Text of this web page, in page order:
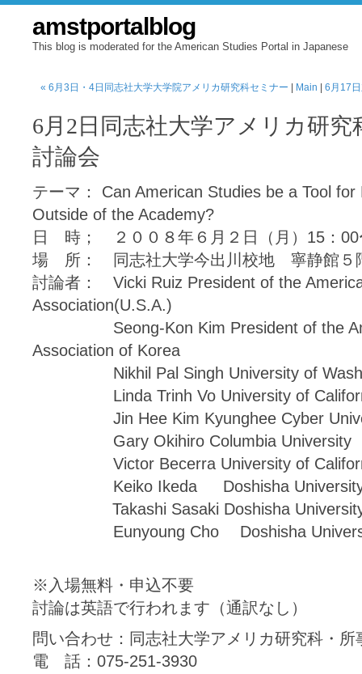
amstportalblog
This blog is moderated for the American Studies Portal in Japanese
« 6月3日・4日同志社大学大学院アメリカ研究科セミナー Main 6月17
6月2日同志社大学アメリカ研究
討論会
テーマ： Can American Studies be a Tool
Outside of the Academy?
日 時； ２００８年６月２日（月）15：00
場 所： 同志社大学今出川校地 寧静館
討論者： Vicki Ruiz President of the
Association(U.S.A.)
Seong-Kon Kim President of the
Association of Korea
Nikhil Pal Singh University of
Linda Trinh Vo University of
Jin Hee Kim Kyunghee Cyber
Gary Okihiro Columbia University
Victor Becerra University of
Keiko Ikeda Doshisha
Takashi Sasaki Doshisha
Eunyoung Cho Doshisha
※入場無料・申込不要
討論は英語で行われます（通訳なし）
問い合わせ：同志社大学アメリカ研究科・所
電 話：075-251-3930